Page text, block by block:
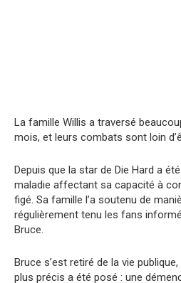
La famille Willis a traversé
mois, et leurs combats sont loin
Depuis que la star de Die Hard a
maladie affectant sa capacité à
figé. Sa famille l’a soutenu de
régulièrement tenu les fans
Bruce.
Bruce s’est retiré de la vie
plus précis a été posé : une